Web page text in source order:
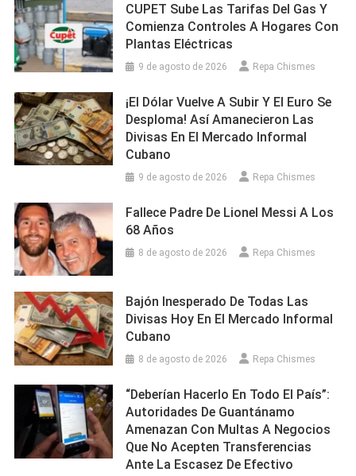
CUPET Sube Las Tarifas Del Gas Y
Comienza Controles A Hogares Con
Plantas Eléctricas
9 de agosto de 2026 Repa Chismes
¡El Dólar Vuelve A Subir Y El Euro Se
Desploma! Así Amanecieron Las
Divisas En El Mercado Informal
Cubano
9 de agosto de 2026 Repa Chismes
Fallece Padre De Lionel Messi A Los
68 Años
8 de agosto de 2026 Repa Chismes
Bajón Inesperado De Todas Las
Divisas Hoy En El Mercado Informal
Cubano
8 de agosto de 2026 Repa Chismes
“Deberían Hacerlo En Todo El País”:
Autoridades De Guantánamo
Amenazan Con Multas A Negocios
Que No Acepten Transferencias
Ante La Escasez De Efectivo